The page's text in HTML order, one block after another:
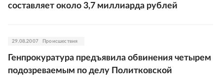
составляет около 3,7 миллиарда рублей
29.08.2007 Происшествия
Генпрокуратура предъявила обвинения четырем
подозреваемым по делу Политковской